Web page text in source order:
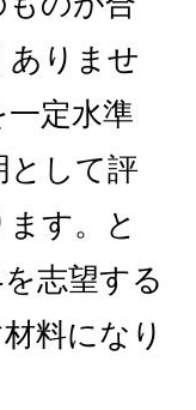
ありませ
定水準
として評
す。と
志望する
料になり